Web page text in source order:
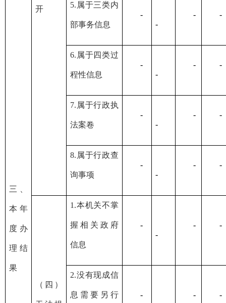
三、
本年
度办
理结
果
开 5.属于三类内
部事务信息
-
-
- -
6.属于四类过
程性信息
-
-
- -
7.属于行政执
法案卷
-
-
- -
8.属于行政查
询事项
-
-
- -
（四）
1.本机关不掌
握相关政府
信息
-
-
- -
2.没有现成信
息需要另行
-
- -